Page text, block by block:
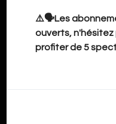
⚠️🗣️Les
ouverts, n'hésitez
profiter de 5
+32.493.02.94.29
Uniquement pour les